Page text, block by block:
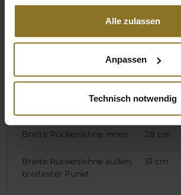
gesammelt haben.
Alle zulassen
Anpassen
Technisch notwendig
Gewicht 28 kg
Stuhl Spezifikationen
Breite Rückenlehne innen 28 cm
Breite Rückenlehne außen,
breitester Punkt
51 cm